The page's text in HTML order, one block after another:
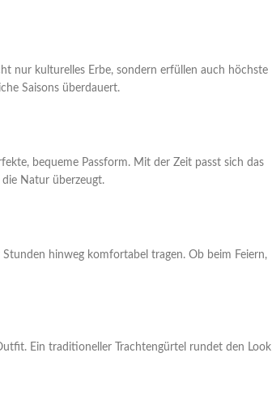
nur kulturelles Erbe, sondern erfüllen auch höchste
Saisons überdauert.
bequeme Passform. Mit der Zeit passt sich das
Natur überzeugt.
hinweg komfortabel tragen. Ob beim Feiern,
Ein traditioneller Trachtengürtel rundet den Look